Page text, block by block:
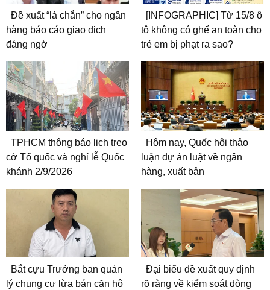
Đề xuất “lá chắn” cho ngân
hàng báo cáo giao dịch
đáng ngờ
[INFOGRAPHIC] Từ 15/8 ô
tô không có ghế an toàn cho
trẻ em bị phạt ra sao?
TPHCM thông báo lịch treo
cờ Tổ quốc và nghỉ lễ Quốc
khánh 2/9/2026
Hôm nay, Quốc hội thảo
luận dự án luật về ngân
hàng, xuất bản
Bắt cựu Trưởng ban quản
lý chung cư lừa bán căn hộ
Đại biểu đề xuất quy định
rõ ràng về kiểm soát dòng